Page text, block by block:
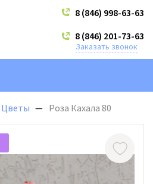
8 (846) 998-63-63
8 (846) 201-73-63
Заказать звонок
Цветы Роза Кахала 80